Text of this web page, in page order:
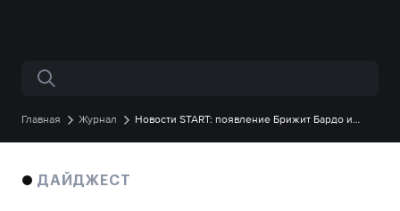
Поиск по сайту
Главная Журнал
Новости START: появление Брижит Бардо и
ДАЙДЖЕСТ